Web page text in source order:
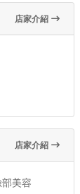
店家介紹
店家介紹
美容